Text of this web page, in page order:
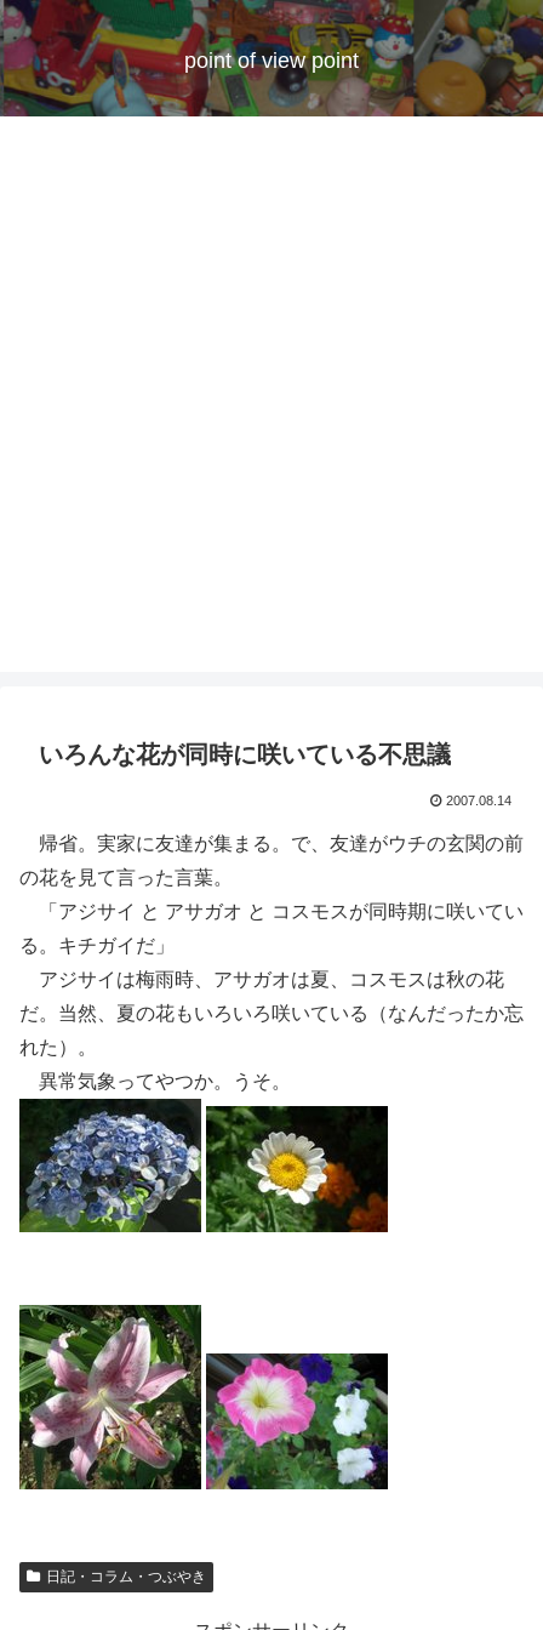
point of view point
いろんな花が同時に咲いている不思議
2007.08.14
帰省。実家に友達が集まる。で、友達がウチの玄関の前
の花を見て言った言葉。
「アジサイ と アサガオ と コスモスが同時期に咲いてい
る。キチガイだ」
アジサイは梅雨時、アサガオは夏、コスモスは秋の花
だ。当然、夏の花もいろいろ咲いている（なんだったか忘
れた）。
異常気象ってやつか。うそ。
日記・コラム・つぶやき